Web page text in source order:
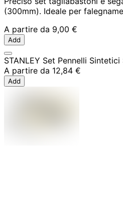
(300mm). Ideale per
A partire da 9,00 €
Add
STANLEY Set Pennelli
A partire da 12,84 €
Add